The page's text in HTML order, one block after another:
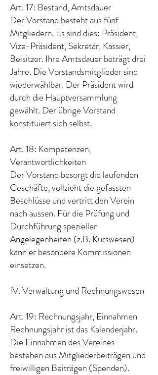
Art. 17: Bestand, Amtsdauer
Der Vorstand besteht aus fünf
Mitgliedern. Es sind dies: Präsident,
Vize-Präsident, Sekretär, Kassier,
Beisitzer. Ihre Amtsdauer beträgt drei
Jahre. Die Vorstandsmitglieder sind
wiederwählbar. Der Präsident wird
durch die Hauptversammlung
gewählt. Der übrige Vorstand
konstituiert sich selbst.
Art. 18: Kompetenzen,
Verantwortlichkeiten
Der Vorstand besorgt die laufenden
Geschäfte, vollzieht die gefassten
Beschlüsse und vertritt den Verein
nach aussen. Für die Prüfung und
Durchführung spezieller
Angelegenheiten (z.B. Kurswesen)
kann er besondere Kommissionen
einsetzen.
IV. Verwaltung und Rechnungswesen
Art. 19: Rechnungsjahr, Einnahmen
Rechnungsjahr ist das Kalenderjahr.
Die Einnahmen des Vereines
bestehen aus Mitgliederbeiträgen und
freiwilligen Beiträgen (Spenden).